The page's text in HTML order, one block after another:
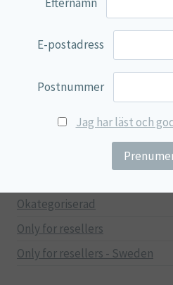
Mage & Tarm
Stressad & Trött
Muskler & Leder
Hjärna & Minne
Okategoriserad
Only for resellers
Only for resellers - Sweden
E-postadress
Postnummer
Jag har läst och